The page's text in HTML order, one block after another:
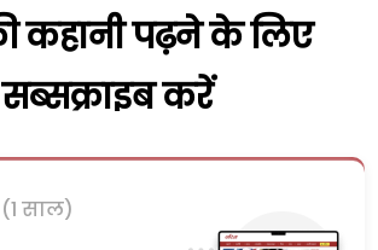
कहानी पढ़ने के लिए
सब्सक्राइब करें
(1 साल)